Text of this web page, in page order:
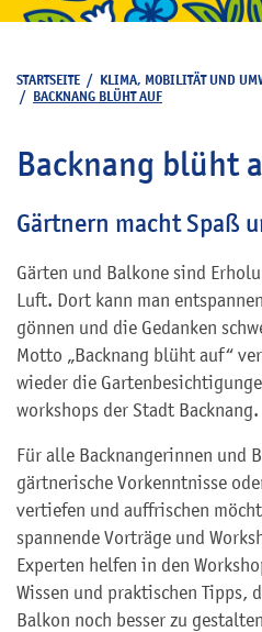
STARTSEITE / KLIMA, MOBILITÄT UND
/ BACKNANG BLÜHT AUF
Backnang blüht
Gärtnern macht Spaß
Gärten und Balkone sind
Luft. Dort kann man
gönnen und die Gedanken
Motto „Backnang blüht auf“
wieder die
workshops der Stadt Backnang.
Für alle Backnangerinnen und
gärtnerische Vorkenntnisse
vertiefen und auffrischen
spannende Vorträge und
Experten helfen in den
Wissen und praktischen Tipps,
Balkon noch besser zu